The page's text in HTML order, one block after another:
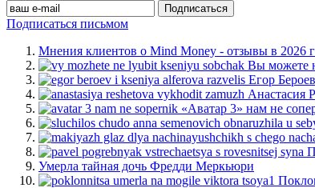
Подписаться письмом
Мнения клиентов о Mind Money - отзывы в 2026
Вы можете
Егор
Анастасия
«Аватар 3» нам не
Умерла тайная дочь Фредди Меркьюри